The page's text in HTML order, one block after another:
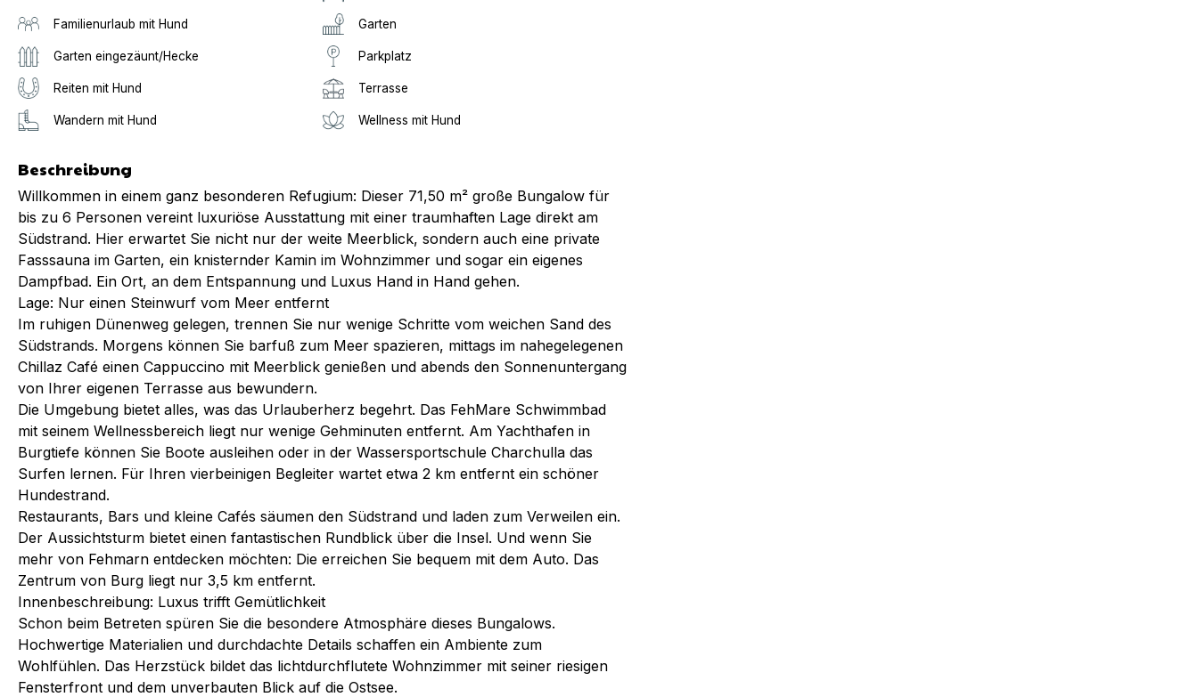
Familienurlaub mit Hund Garten
Garten eingezäunt/Hecke Parkplatz
Reiten mit Hund Terrasse
Wandern mit Hund Wellness mit Hund
Beschreibung
Willkommen in einem ganz besonderen Refugium: Dieser 71,50 m² große Bungalow für
bis zu 6 Personen vereint luxuriöse Ausstattung mit einer traumhaften Lage direkt am
Südstrand. Hier erwartet Sie nicht nur der weite Meerblick, sondern auch eine private
Fasssauna im Garten, ein knisternder Kamin im Wohnzimmer und sogar ein eigenes
Dampfbad. Ein Ort, an dem Entspannung und Luxus Hand in Hand gehen.
Lage: Nur einen Steinwurf vom Meer entfernt
Im ruhigen Dünenweg gelegen, trennen Sie nur wenige Schritte vom weichen Sand des
Südstrands. Morgens können Sie barfuß zum Meer spazieren, mittags im nahegelegenen
Chillaz Café einen Cappuccino mit Meerblick genießen und abends den Sonnenuntergang
von Ihrer eigenen Terrasse aus bewundern.
Die Umgebung bietet alles, was das Urlauberherz begehrt. Das FehMare Schwimmbad
mit seinem Wellnessbereich liegt nur wenige Gehminuten entfernt. Am Yachthafen in
Burgtiefe können Sie Boote ausleihen oder in der Wassersportschule Charchulla das
Surfen lernen. Für Ihren vierbeinigen Begleiter wartet etwa 2 km entfernt ein schöner
Hundestrand.
Restaurants, Bars und kleine Cafés säumen den Südstrand und laden zum Verweilen ein.
Der Aussichtsturm bietet einen fantastischen Rundblick über die Insel. Und wenn Sie
mehr von Fehmarn entdecken möchten: Die erreichen Sie bequem mit dem Auto. Das
Zentrum von Burg liegt nur 3,5 km entfernt.
Innenbeschreibung: Luxus trifft Gemütlichkeit
Schon beim Betreten spüren Sie die besondere Atmosphäre dieses Bungalows.
Hochwertige Materialien und durchdachte Details schaffen ein Ambiente zum
Wohlfühlen. Das Herzstück bildet das lichtdurchflutete Wohnzimmer mit seiner riesigen
Fensterfront und dem unverbauten Blick auf die Ostsee.